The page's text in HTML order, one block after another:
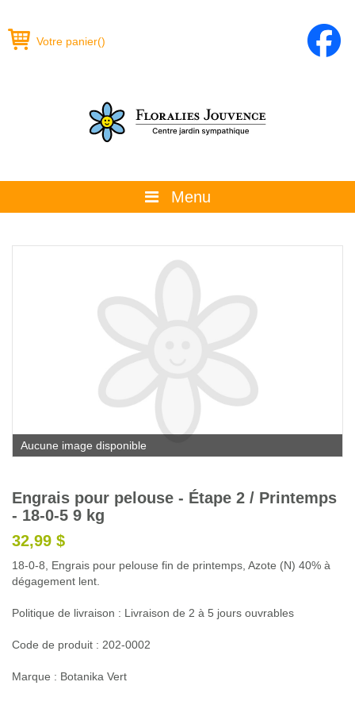
Votre panier()
Menu
La boutique
Promotions et évènements
Calendrier horticole
Emplois
Service à la clientèle
Nous joindre
Aucune image disponible
Engrais pour pelouse - Étape 2 / Printemps
- 18-0-5 9 kg
32,99 $
18-0-8, Engrais pour pelouse fin de printemps, Azote (N) 40% à
dégagement lent.
Politique de livraison : Livraison de 2 à 5 jours ouvrables
Code de produit : 202-0002
Marque : Botanika Vert